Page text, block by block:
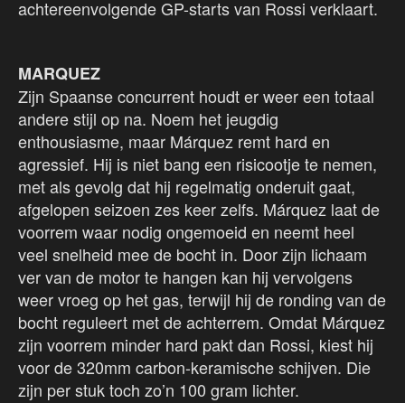
achtereenvolgende GP-starts van Rossi verklaart.
MARQUEZ
Zijn Spaanse concurrent houdt er weer een totaal
andere stijl op na. Noem het jeugdig
enthousiasme, maar Márquez remt hard en
agressief. Hij is niet bang een risicootje te nemen,
met als gevolg dat hij regelmatig onderuit gaat,
afgelopen seizoen zes keer zelfs. Márquez laat de
voorrem waar nodig ongemoeid en neemt heel
veel snelheid mee de bocht in. Door zijn lichaam
ver van de motor te hangen kan hij vervolgens
weer vroeg op het gas, terwijl hij de ronding van de
bocht reguleert met de achterrem. Omdat Márquez
zijn voorrem minder hard pakt dan Rossi, kiest hij
voor de 320mm carbon-keramische schijven. Die
zijn per stuk toch zo’n 100 gram lichter.